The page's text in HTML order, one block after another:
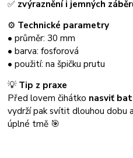
✅ zvýraznění i jemných
⚙️ Technické parametry
• průměr: 30 mm
• barva: fosforová
• použití: na špičku prutu
💡Tip z praxe
Před lovem čihátko nasviť
vydrží pak svítit dlouhou dobu
úplné tmě 🎯